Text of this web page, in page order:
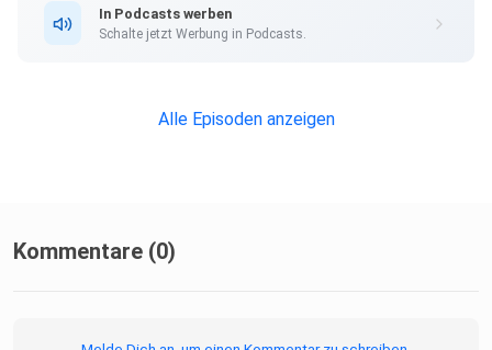
In Podcasts werben
Schalte jetzt Werbung in Podcasts.
Alle Episoden anzeigen
Kommentare (0)